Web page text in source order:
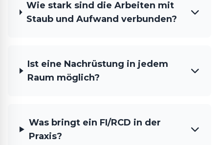
Wie stark sind die Arbeiten mit
Staub und Aufwand verbunden?
Ist eine Nachrüstung in jedem
Raum möglich?
Was bringt ein FI/RCD in der
Praxis?